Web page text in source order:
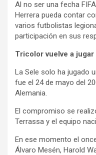
Al no ser una fecha
Herrera pueda contar
varios futbolistas
participación en sus
Tricolor vuelve a jugar
La Sele solo ha jugado
fue el 24 de mayo del
Alemania.
El compromiso se
Terrassa y el equipo
En ese momento el
Álvaro Mesén, Harold